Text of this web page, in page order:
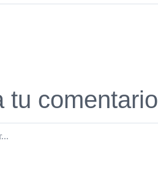
tu comentario